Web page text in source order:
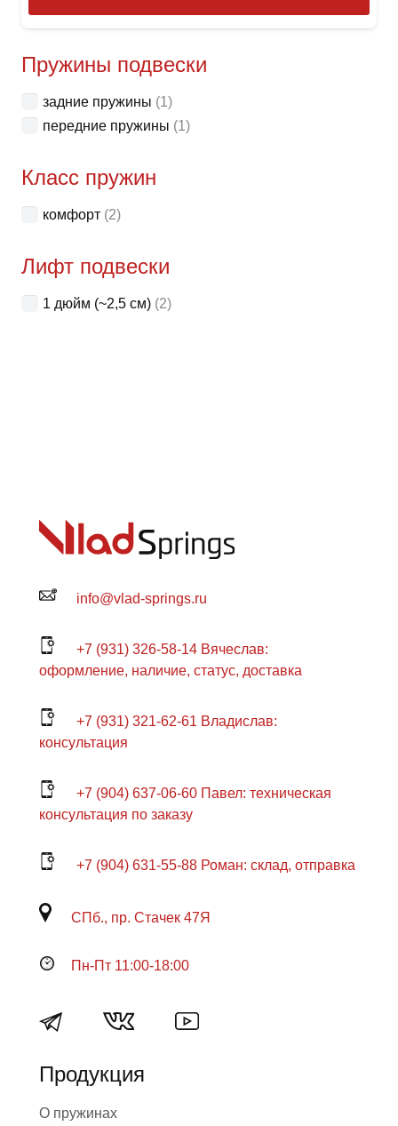
товар
Пружины подвески
задние пружины (1)
передние пружины (1)
Класс пружин
комфорт (2)
Лифт подвески
1 дюйм (~2,5 см) (2)
info@vlad-springs.ru
+7 (931) 326-58-14 Вячеслав:
оформление, наличие, статус, доставка
+7 (931) 321-62-61 Владислав:
консультация
+7 (904) 637-06-60 Павел: техническая
консультация по заказу
+7 (904) 631-55-88 Роман: склад, отправка
СПб., пр. Стачек 47Я
Пн-Пт 11:00-18:00
Продукция
О пружинах